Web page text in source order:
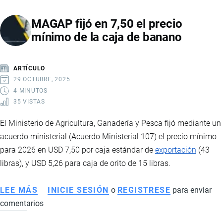
MINA
DE
IMPULSARÁ
LA
ECONOMÍA
EMPLEO
ECUADOR
MAGAP fijó en 7,50 el precio
mínimo de la caja de banano
ARTÍCULO
29 OCTUBRE, 2025
4 MINUTOS
35 VISTAS
El Ministerio de Agricultura, Ganadería y Pesca fijó mediante un
acuerdo ministerial (Acuerdo Ministerial 107) el precio mínimo
para 2026 en USD 7,50 por caja estándar de exportación (43
libras), y USD 5,26 para caja de orito de 15 libras.
LEE MÁS SOBRE
MAGAP
INICIE SESIÓN o REGISTRESE para enviar
comentarios